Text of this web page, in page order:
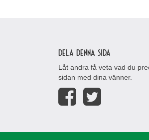
Dela denna sida
Låt andra få veta vad du
sidan med dina vänner.